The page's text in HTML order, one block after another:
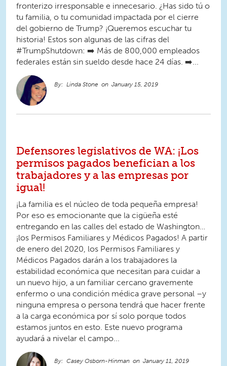
fronterizo irresponsable e innecesario. ¿Has sido tú o
tu familia, o tu comunidad impactada por el cierre
del gobierno de Trump? ¡Queremos escuchar tu
historia! Estos son algunas de las cifras del
#TrumpShutdown: ➡️ Más de 800,000 empleados
federales están sin sueldo desde hace 24 días. ➡️...
Linda Stone January 15, 2019
Defensores legislativos de WA: ¡Los
permisos pagados benefician a los
trabajadores y a las empresas por
igual!
¡La familia es el núcleo de toda pequeña empresa!
Por eso es emocionante que la cigüeña esté
entregando en las calles del estado de Washington…
¡los Permisos Familiares y Médicos Pagados! A partir
de enero del 2020, los Permisos Familiares y
Médicos Pagados darán a los trabajadores la
estabilidad económica que necesitan para cuidar a
un nuevo hijo, a un familiar cercano gravemente
enfermo o una condición médica grave personal –y
ninguna empresa o persona tendrá que hacer frente
a la carga económica por sí solo porque todos
estamos juntos en esto. Este nuevo programa
ayudará a nivelar el campo...
Casey Osborn-Hinman January 11, 2019